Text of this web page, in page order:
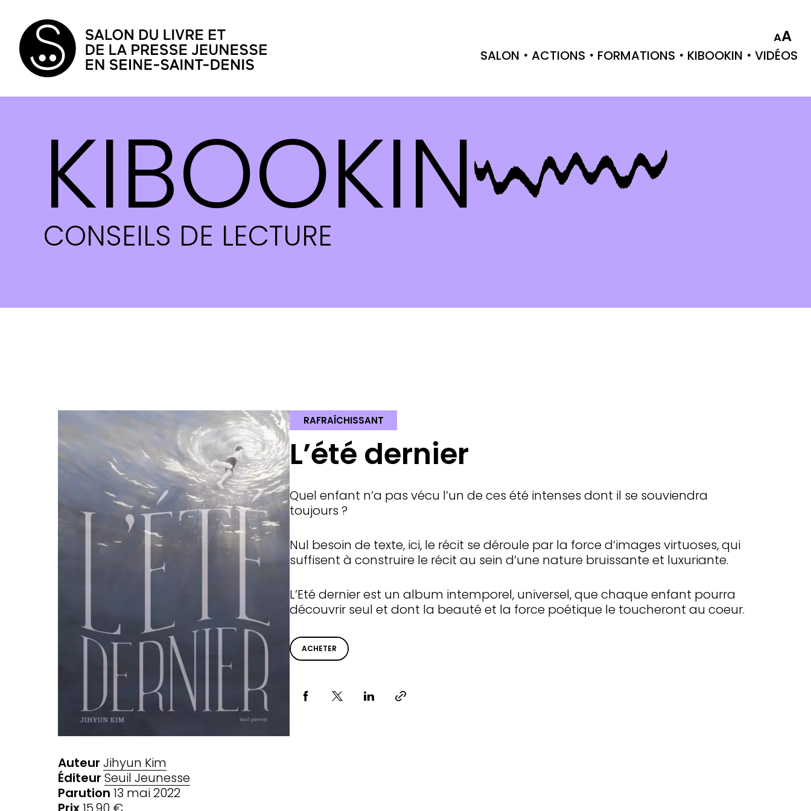
AA
SALON ACTIONS FORMATIONS KIBOOKIN VIDÉOS
KIBOOKIN
CONSEILS DE LECTURE
RAFRAÎCHISSANT
L’été dernier
Quel enfant n’a pas vécu l’un de ces été intenses dont il se souviendra
toujours ?
Nul besoin de texte, ici, le récit se déroule par la force d’images virtuoses, qui
suffisent à construire le récit au sein d’une nature bruissante et luxuriante.
L’Eté dernier est un album intemporel, universel, que chaque enfant pourra
découvrir seul et dont la beauté et la force poétique le toucheront au coeur.
ACHETER
Partager via
Auteur Jihyun Kim
Éditeur Seuil Jeunesse
Parution 13 mai 2022